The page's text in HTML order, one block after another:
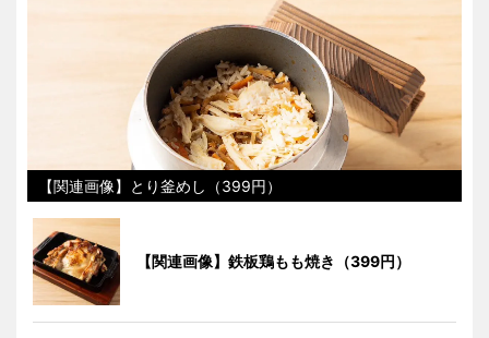
【関連画像】とり釜めし（399円）
【関連画像】鉄板鶏もも焼き（399円）